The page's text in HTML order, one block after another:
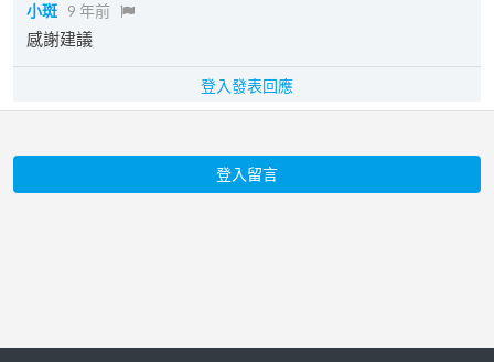
小斑 9 年前
感謝建議
登入發表回應
登入留言